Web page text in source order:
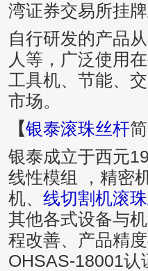
湾证券交易所挂
自行研发的产品
人等，广泛使用
工具机、节能、
市场。
【银泰滚珠丝杆
银泰成立于西元
线性模组 ，精密
机、 线切割机滚
其他各式设备与
程改善、产品精
OHSAS-18001认